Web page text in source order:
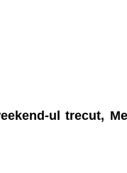
ul trecut,